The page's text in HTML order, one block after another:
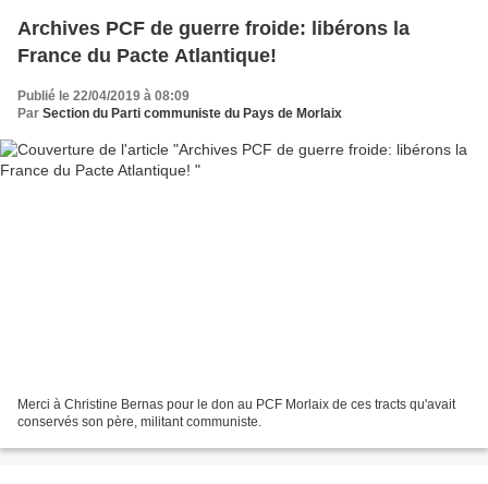
Archives PCF de guerre froide: libérons la
France du Pacte Atlantique!
Publié le 22/04/2019 à 08:09
Par Section du Parti communiste du Pays de Morlaix
Merci à Christine Bernas pour le don au PCF Morlaix de ces tracts qu'avait
conservés son père, militant communiste.